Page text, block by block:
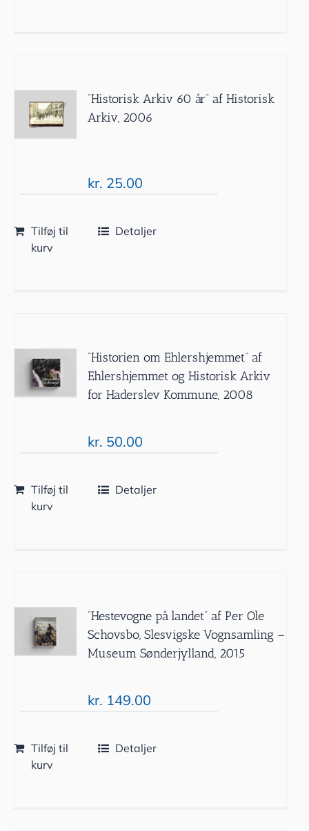
”Historisk Arkiv 60 år” af Historisk
Arkiv, 2006
kr. 25.00
Tilføj til
kurv
Detaljer
”Historien om Ehlershjemmet” af
Ehlershjemmet og Historisk Arkiv
for Haderslev Kommune, 2008
kr. 50.00
Tilføj til
kurv
Detaljer
”Hestevogne på landet” af Per Ole
Schovsbo, Slesvigske Vognsamling –
Museum Sønderjylland, 2015
kr. 149.00
Tilføj til
kurv
Detaljer